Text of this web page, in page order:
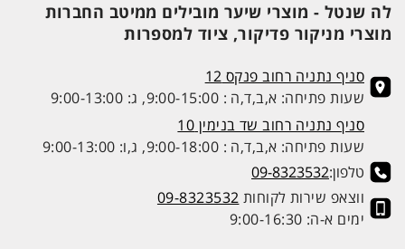
לה שנטל - מוצרי שיער מובילים ממיטב החברות
מוצרי מניקור פדיקור, ציוד למספרות
סניף נתניה רחוב פנקס 12
שעות פתיחה: א,ב,ד,ה : 9:00-15:00, ג: 9:00-13:00
סניף נתניה רחוב שד בנימין 10
שעות פתיחה: א,ב,ד,ה : 9:00-18:00, ג,ו: 9:00-13:00
טלפון:09-8323532
ווצאפ שירות לקוחות 09-8323532
ימים א-ה: 9:00-16:30